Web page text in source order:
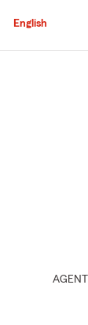
English